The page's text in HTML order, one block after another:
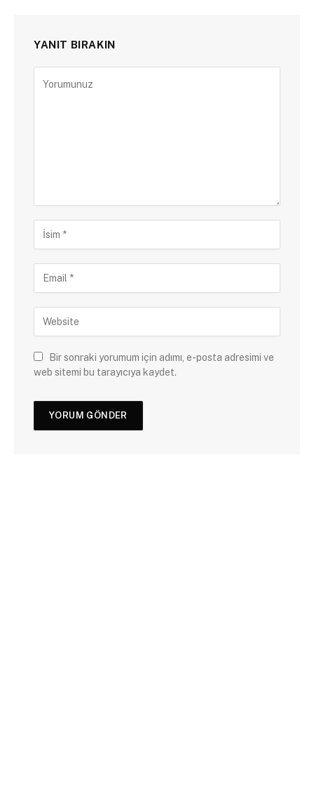
YANIT BIRAKIN
Bir sonraki yorumum için adımı, e-posta adresimi ve
web sitemi bu tarayıcıya kaydet.